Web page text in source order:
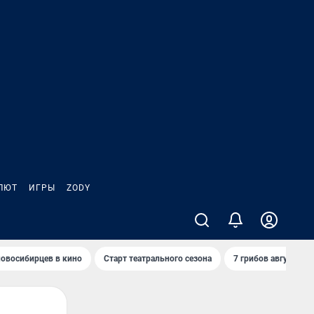
ИГРЫ ZODY
в кино Старт театрального сезона 7 грибов августа